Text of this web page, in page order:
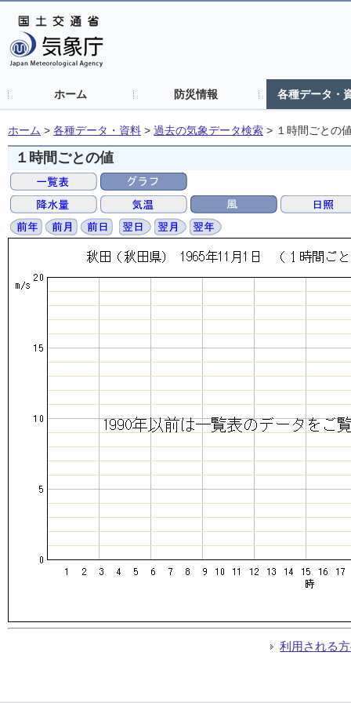
ホーム 防災情報 各種データ・
ホーム > 各種データ・資料 > 過去の気象データ検索 > １時間ごとの
１時間ごとの値
利用される